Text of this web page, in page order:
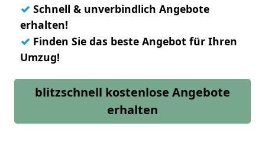
✓ Schnell & unverbindlich Angebote
erhalten!
✓ Finden Sie das beste Angebot für Ihren
Umzug!
blitzschnell kostenlose Angebote
erhalten